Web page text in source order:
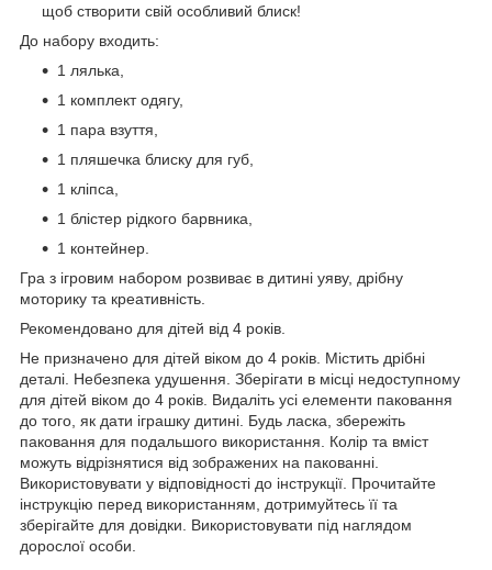
щоб створити свій особливий блиск!
До набору входить:
1 лялька,
1 комплект одягу,
1 пара взуття,
1 пляшечка блиску для губ,
1 кліпса,
1 блістер рідкого барвника,
1 контейнер.
Гра з ігровим набором розвиває в дитині уяву, дрібну
моторику та креативність.
Рекомендовано для дітей від 4 років.
Не призначено для дітей віком до 4 років. Містить дрібні
деталі. Небезпека удушення. Зберігати в місці недоступному
для дітей віком до 4 років. Видаліть усі елементи паковання
до того, як дати іграшку дитині. Будь ласка, збережіть
паковання для подальшого використання. Колір та вміст
можуть відрізнятися від зображених на пакованні.
Використовувати у відповідності до інструкції. Прочитайте
інструкцію перед використанням, дотримуйтесь її та
зберігайте для довідки. Використовувати під наглядом
дорослої особи.